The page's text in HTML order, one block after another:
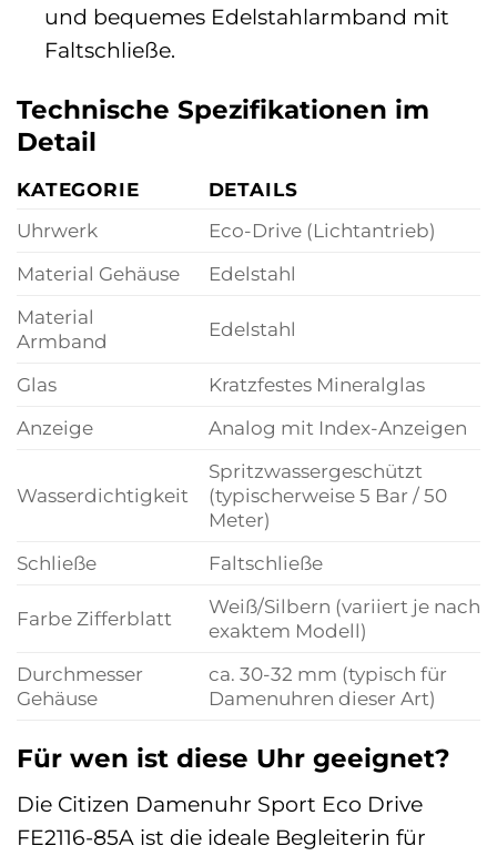
und bequemes Edelstahlarmband mit
Faltschließe.
Technische Spezifikationen im
Detail
KATEGORIE
DETAILS
Uhrwerk
Eco-Drive (Lichtantrieb)
Material Gehäuse
Edelstahl
Material
Armband
Edelstahl
Glas
Kratzfestes Mineralglas
Anzeige
Analog mit Index-Anzeigen
Wasserdichtigkeit
Spritzwassergeschützt
(typischerweise 5 Bar / 50
Meter)
Schließe
Faltschließe
Farbe Zifferblatt
Weiß/Silbern (variiert je nach
exaktem Modell)
Durchmesser
Gehäuse
ca. 30-32 mm (typisch für
Damenuhren dieser Art)
Für wen ist diese Uhr geeignet?
Die Citizen Damenuhr Sport Eco Drive
FE2116-85A ist die ideale Begleiterin für